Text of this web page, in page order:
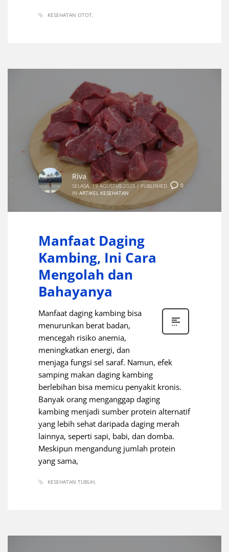
KESEHATAN OTOT
0
Riva
SELASA, 19 AGUSTUS 2025 / PUBLISHED
IN ARTIKEL KESEHATAN
Manfaat Daging
Kambing, Ini Cara
Mengolah dan
Bahayanya
Manfaat daging kambing bisa
menurunkan berat badan,
mencegah risiko anemia,
meningkatkan energi, dan
menjaga fungsi sel saraf. Namun, efek
samping makan daging kambing
berlebihan bisa memicu penyakit kronis.
Banyak orang menganggap daging
kambing menjadi sumber protein alternatif
yang lebih sehat daripada daging merah
lainnya, seperti sapi, babi, dan domba.
Meskipun mengandung jumlah protein
yang sama,
KESEHATAN TUBUH